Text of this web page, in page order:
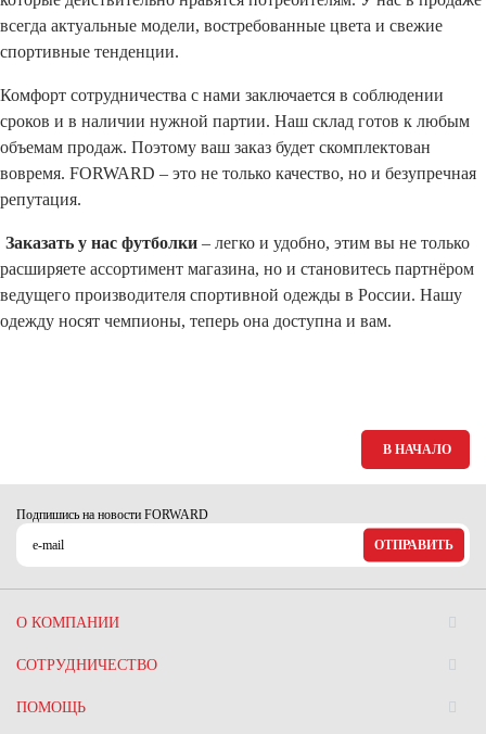
всегда актуальные модели, востребованные цвета и свежие
спортивные тенденции.
Комфорт сотрудничества с нами заключается в соблюдении
сроков и в наличии нужной партии. Наш склад готов к любым
объемам продаж. Поэтому ваш заказ будет скомплектован
вовремя. FORWARD – это не только качество, но и безупречная
репутация.
Заказать у нас футболки – легко и удобно, этим вы не только
расширяете ассортимент магазина, но и становитесь партнёром
ведущего производителя спортивной одежды в России. Нашу
одежду носят чемпионы, теперь она доступна и вам.
В НАЧАЛО
Подпишись на новости FORWARD
ОТПРАВИТЬ
О КОМПАНИИ
СОТРУДНИЧЕСТВО
ПОМОЩЬ